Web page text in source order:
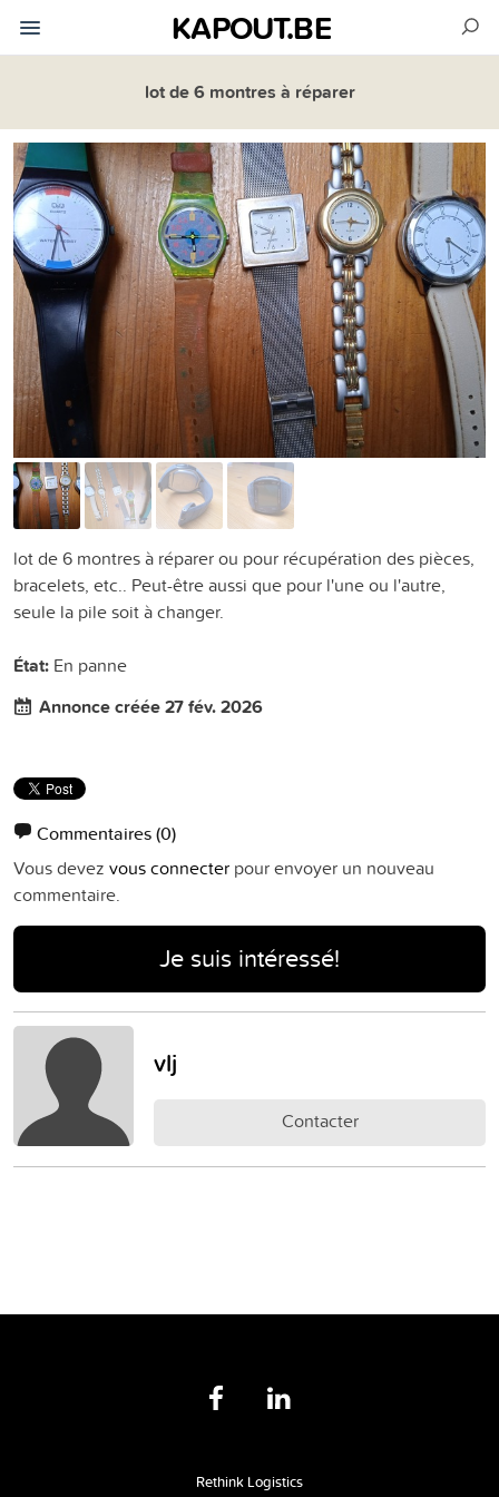
KAPOUT.BE
lot de 6 montres à réparer
lot de 6 montres à réparer ou pour récupération des pièces,
bracelets, etc.. Peut-être aussi que pour l'une ou l'autre,
seule la pile soit à changer.
État: En panne
Annonce créée 27 fév. 2026
Commentaires(0)
Vous devez vous connecter pour envoyer un nouveau
commentaire.
Je suis intéressé!
vlj
Contacter
Rethink Logistics